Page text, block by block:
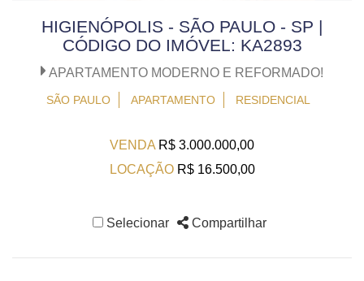
HIGIENÓPOLIS - SÃO PAULO - SP |
CÓDIGO DO IMÓVEL: KA2893
APARTAMENTO MODERNO E REFORMADO!
SÃO PAULO APARTAMENTO RESIDENCIAL
VENDA R$ 3.000.000,00
LOCAÇÃOR$ 16.500,00
Selecionar Compartilhar